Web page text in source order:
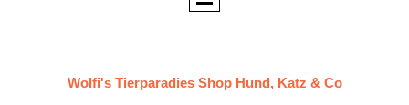
Wolfi's Tierparadies Shop Hund, Katz & Co